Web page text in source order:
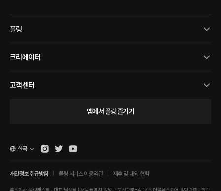
플링
크리에이터
고객센터
앱에서 플링 즐기기
개인정보 취급방침 플링 서비스 이용약관 제휴 및 대외 협력
주식회사 플링캐스트 | 대표 남성률 | 서울특별시 강남구 도산대로8길 17-6 더블유스퀘어 빌딩 2층 | 연락
한국